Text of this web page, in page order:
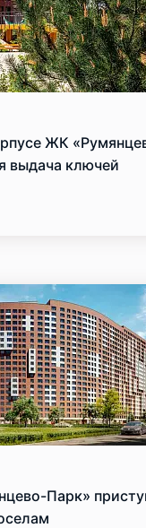
ЖК
выдача ключей
Парк»